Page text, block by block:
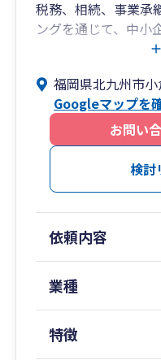
税務、相続、事業承
ングを通じて、中小
ズにお答えできる総
方、新たなステップ
軽にご相談ください
［開業］1962年 [
18名
福岡県北九州市
Googleマップを
お問い
検討
依頼内容
業種
特徴